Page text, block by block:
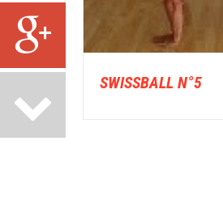
SWISSBALL N°5